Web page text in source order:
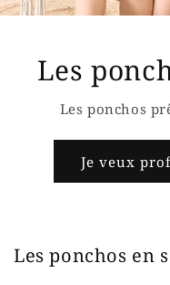
Les
Les ponchos
Je veux
Les ponchos en